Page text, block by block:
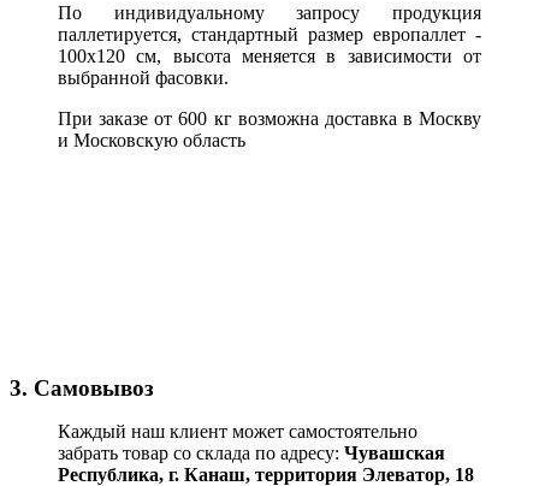
По индивидуальному запросу продукция
паллетируется, стандартный размер европаллет -
100х120 см, высота меняется в зависимости от
выбранной фасовки.
При заказе от 600 кг возможна доставка в Москву
и Московскую область
3. Самовывоз
Каждый наш клиент может самостоятельно
забрать товар со склада по адресу: Чувашская
Республика, г. Канаш, территория Элеватор, 18